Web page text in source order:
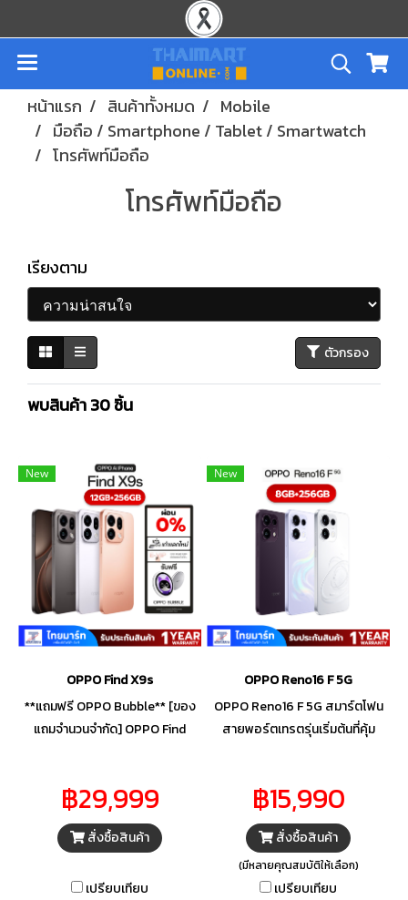
หน้าแรก สินค้าทั้งหมด
Mobile
มือถือ / Smartphone / Tablet / Smartwatch
โทรศัพท์มือถือ
โทรศัพท์มือถือ
เรียงตาม
ตัวกรอง
พบสินค้า 30 ชิ้น
New
OPPO Find X9s
**แถมฟรี OPPO Bubble** [ของ
แถมจำนวนจำกัด] OPPO Find
หรือสายใช้งานหนักต้องยอมสยบ
เพราะนี่คือสมาร์ทโฟนที่รวมความ
แรงและความอึดไว้ในเครื่องเดียว
ทุกระยะ หน้าจอสู้แสงแดดเมือง
฿29,999
สั่งซื้อสินค้า
เปรียบเทียบ
New
OPPO Reno16 F 5G
OPPO Reno16 F 5G สมาร์ตโฟน
สายพอร์ตเทรตรุ่นเริ่มต้นที่คุ้ม
พร้อมกล้องเซลฟี่ระดับโปร ไหล
ลื่น สวยคมชัดทุกมุมมอง พร้อม
แบตเตอรี่ใหญ่ยักษ์ ใช้งานข้ามวัน
สบาย ๆ ทนทานขั้นสุดด้วย
มาตรฐานกันน้ำกันฝุ่นระดับท็อป
฿15,990
สั่งซื้อสินค้า
(มีหลายคุณสมบัติให้เลือก)
เปรียบเทียบ